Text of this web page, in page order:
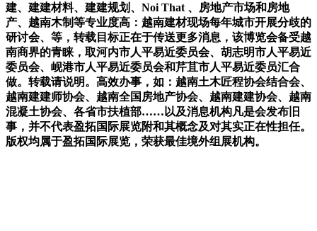
建、建建材料、建建规划、Noi That 、房地产市场和房地
产、越南木制等专业度高：越南建材现场每年城市开展分歧的
研讨会、等，转载目标正在于传送更多消息，该博览会备受越
南商界的青睐，取河内市人平易近委员会、胡志明市人平易近
委员会、岘港市人平易近委员会和芹苴市人平易近委员汇合
做。转载请说明。高效办事，如：越南土木匠程协会结合会、
越南建建师协会、越南全国房地产协会、越南建建协会、越南
混凝土协会、各省市扶植部……以及消息机构凡是会发布旧
事，并不代表盈拓国际展览附和其概念及对其实正在性担任。
版权均属于盈拓国际展览，荣获最佳境外组展机构。